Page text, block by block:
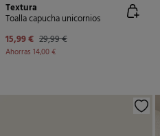
Textura
Toalla capucha unicornios
15,99 € 29,99 €
Ahorras 14,00 €